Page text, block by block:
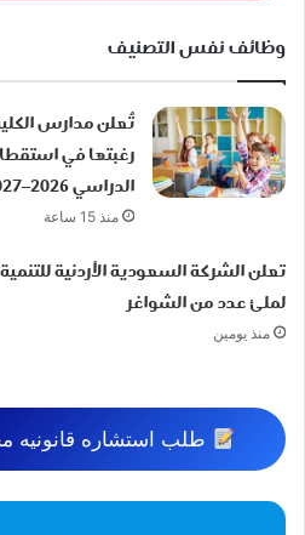
وظائف نفس التصنيف
تُعلن مدارس
رغبتها في
الدراسي 2026–2027
منذ 15 ساعة
تعلن الشركة السعودية الأردنية
لملئ عدد من الشواغر
منذ يومين
طلب استشاره قانونيه